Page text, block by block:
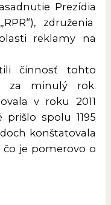
Prezídia
združenia
reklamy na
činnosť tohto
za minulý rok.
v roku 2011
spolu 1195
konštatovala
čo je pomerovo o